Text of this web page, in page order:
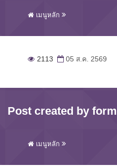
เมนูหลัก
2113 05 ส.ค. 2569
Post created by form
เมนูหลัก